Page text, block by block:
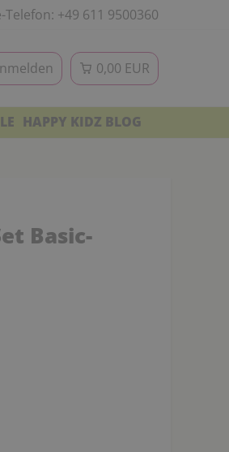
Telefon: +49 611 9500360
0,00 EUR
HAPPY KIDZ BLOG
Basic-